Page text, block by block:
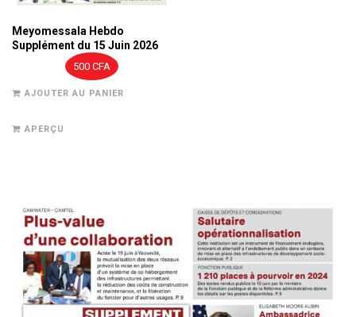
Meyomessala Hebdo
Supplément du 15 Juin 2026
500 CFA
AJOUTER AU PANIER
APERÇU